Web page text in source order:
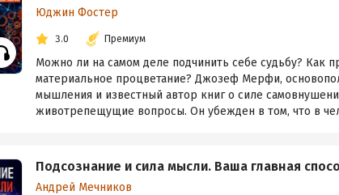
Юджин Фостер
3.0 Премиум
Можно ли на самом деле подчинить себе судьбу? Как
материальное процветание? Джозеф Мерфи,
мышления и известный автор книг о силе
животрепещущие вопросы. Он убежден в том, что в
Подсознание и сила мысли. Ваша главная
Андрей Мечников